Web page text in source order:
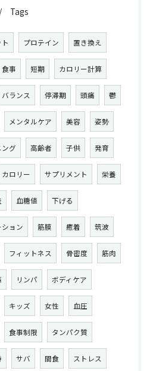
Tags
プロテイン 置き換え
食事 短期 カロリー計算
バランス 停滞期 頭痛 鬱
メンタルケア 美容 姿勢
ング 高齢者 子供 発育
カロリー サプリメント 栄養
血糖値 下げる
ョン 筋膜 癒着 筑波
フィットネス 骨密度 筋肉
リンパ ボディケア
キッズ 女性 血圧
食事制限 タンパク質
サバ 間食 ストレス